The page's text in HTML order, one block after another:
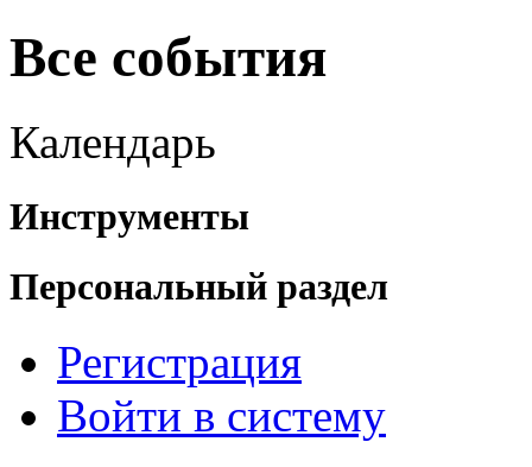
Все события
Календарь
Инструменты
Персональный раздел
Регистрация
Войти в систему